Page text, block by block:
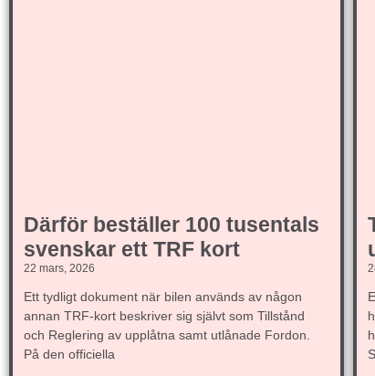
Därför beställer 100 tusentals
svenskar ett TRF kort
22 mars, 2026
Ett tydligt dokument när bilen används av någon
annan TRF-kort beskriver sig självt som Tillstånd
och Reglering av upplåtna samt utlånade Fordon.
På den officiella